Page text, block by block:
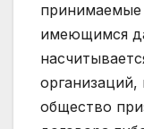
принимаемые
имеющимся
организаций,
общество